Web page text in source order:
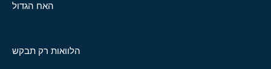
האח הגדול
הלוואות רק תבקש